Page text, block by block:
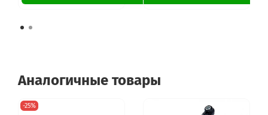
Аналогичные товары
-25%